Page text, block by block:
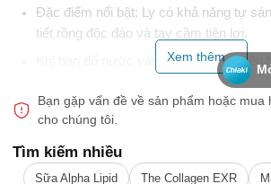
Đặc điểm nổi bật: Ly có khả năng tự
tiết rồng độc đáo và tay cầm tiện lợi.
Khi bạn đổ nước vào chiếc ly này, điều
Những dòng nước sẽ phát ra ánh sáng
sắc rực rỡ, tạo nên không gian lãng
buổi tối của bạn.
Sản phẩm sử dụng pin đồng hồ dễ dàng
không phải lo lắng về việc tìm nguồn
Xem thêm...
Bạn gặp vấn đề về sản phẩm hoặc mua
cho chúng tôi.
Tìm kiếm nhiều
Sữa Alpha Lipid The Collagen EXR